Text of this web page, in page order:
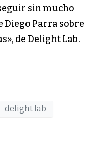
sin mucho
Parra sobre
de Delight Lab.
delight lab